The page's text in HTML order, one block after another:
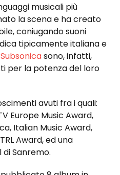
musicali più
la scena e ha creato
coniugando suoni
tipicamente italiana e
Subsonicasono, infatti,
per la potenza del loro
avuti fra i quali:
Europe Music Award,
Italian Music Award,
Award, ed una
Sanremo.